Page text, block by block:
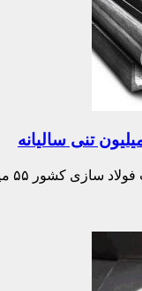
تنی سالیانه